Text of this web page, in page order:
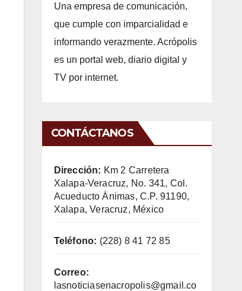
Una empresa de comunicación,
que cumple con imparcialidad e
informando verazmente. Acrópolis
es un portal web, diario digital y
TV por internet.
CONTÁCTANOS
Dirección: Km 2 Carretera
Xalapa-Veracruz, No. 341, Col.
Acueducto Ánimas, C.P. 91190,
Xalapa, Veracruz, México
Teléfono: (228) 8 41 72 85
Correo:
lasnoticiasenacropolis@gmail.co